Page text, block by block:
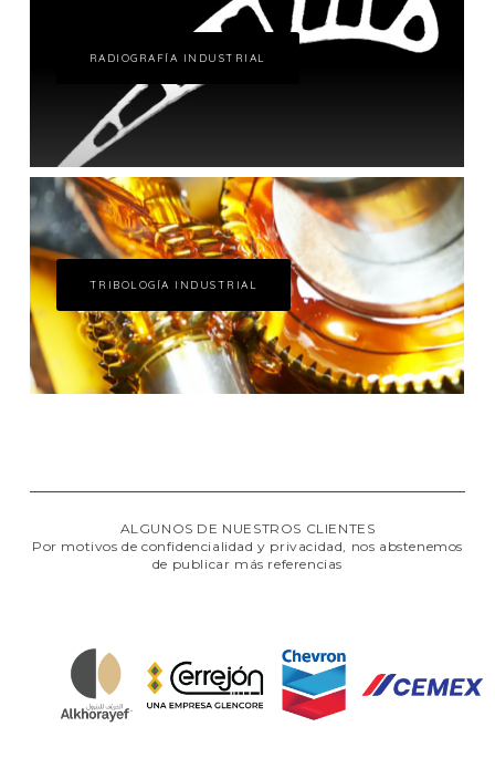
RADIOGRAFÍA INDUSTRIAL
TRIBOLOGÍA INDUSTRIAL
ALGUNOS DE NUESTROS CLIENTES
Por motivos de confidencialidad y privacidad, nos abstenemos
de publicar más referencias